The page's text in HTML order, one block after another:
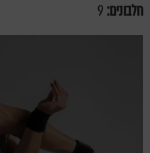
חלבונים: 9